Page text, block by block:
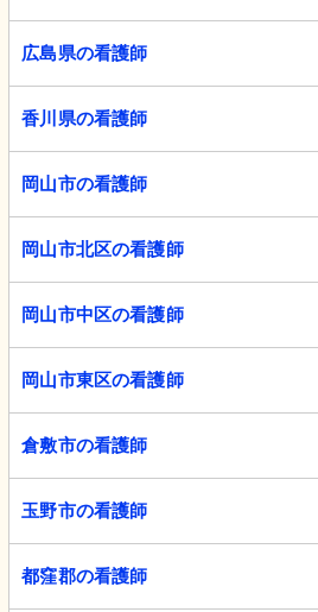
広島県の看護師
香川県の看護師
岡山市の看護師
岡山市北区の看護師
岡山市中区の看護師
岡山市東区の看護師
倉敷市の看護師
玉野市の看護師
都窪郡の看護師